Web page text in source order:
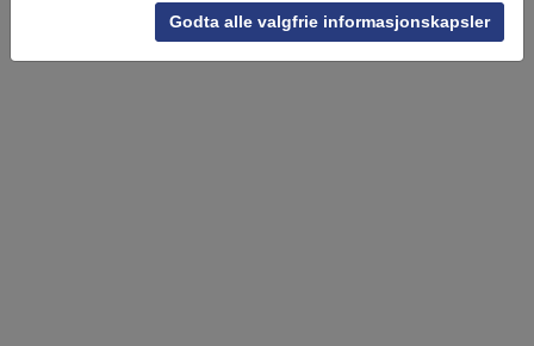
Godta alle valgfrie informasjonskapsler